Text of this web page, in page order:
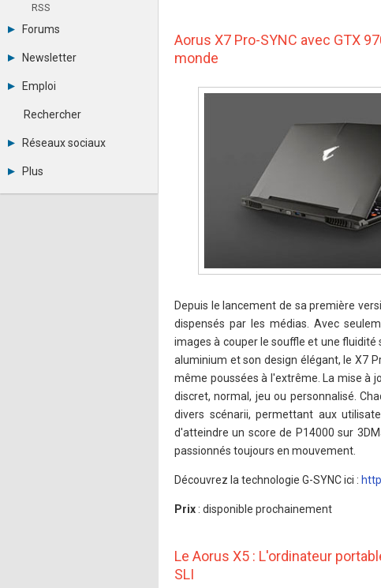
RSS
Forums
Tous les forums
Se connecter
Messages privés
Contacter un modérateur
Newsletter
Archives
Abonnement
Emploi
Consulter les annonces
Observatoire de l'emploi
Rechercher
Réseaux sociaux
LinkedIn
Plus
Annonceurs
Aorus X7 Pro-SYNC avec GTX
monde
Depuis le lancement de sa première
dispensés par les médias. Avec
images à couper le souffle et une
aluminium et son design élégant, le X7
même poussées à l'extrême. La mise à
discret, normal, jeu ou personnalisé.
divers scénarii, permettant aux
d'atteindre un score de P14000 sur
passionnés toujours en mouvement.
Découvrez la technologie G-SYNC ici :
Prix : disponible prochainement
Le Aorus X5 : L'ordinateur
SLI